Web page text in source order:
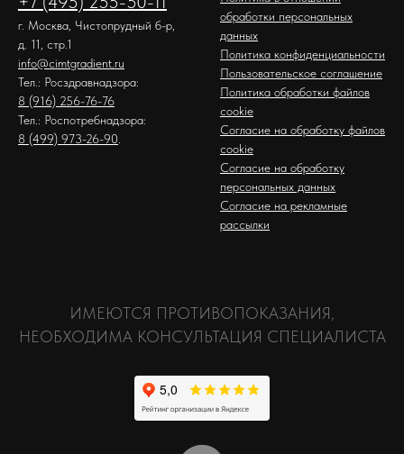
г. Москва, Чистопрудный б-р,
д. 11, стр.1
info@cimtgradient.ru
Тел.: Росздравнадзора:
8 (916) 256-76-76
Тел.: Роспотребнадзора:
8 (499) 973-26-90.
обработки персональных
данных
Политика конфиденциальности
Пользовательское соглашение
Политика обработки файлов
cookie
Согласие на обработку файлов
cookie
Согласие на обработку
персональных данных
Согласие на рекламные
рассылки
ИМЕЮТСЯ ПРОТИВОПОКАЗАНИЯ,
НЕОБХОДИМА КОНСУЛЬТАЦИЯ СПЕЦИАЛИСТА